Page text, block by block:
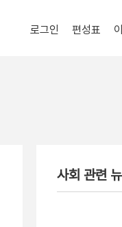
로그인 편성표
사회 관련